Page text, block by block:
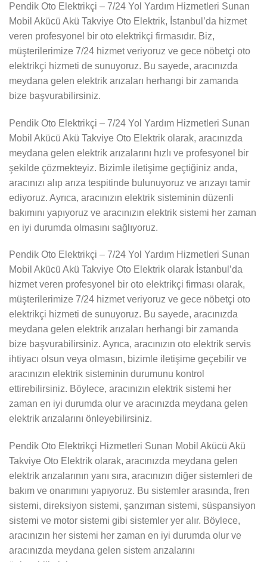
Pendik Oto Elektrikçi – 7/24 Yol Yardım Hizmetleri Sunan
Mobil Akücü Akü Takviye Oto Elektrik, İstanbul’da hizmet
veren profesyonel bir oto elektrikçi firmasıdır. Biz,
müşterilerimize 7/24 hizmet veriyoruz ve gece nöbetçi oto
elektrikçi hizmeti de sunuyoruz. Bu sayede, aracınızda
meydana gelen elektrik arızaları herhangi bir zamanda
bize başvurabilirsiniz.
Pendik Oto Elektrikçi – 7/24 Yol Yardım Hizmetleri Sunan
Mobil Akücü Akü Takviye Oto Elektrik olarak, aracınızda
meydana gelen elektrik arızalarını hızlı ve profesyonel bir
şekilde çözmekteyiz. Bizimle iletişime geçtiğiniz anda,
aracınızı alıp arıza tespitinde bulunuyoruz ve arızayı tamir
ediyoruz. Ayrıca, aracınızın elektrik sisteminin düzenli
bakımını yapıyoruz ve aracınızın elektrik sistemi her zaman
en iyi durumda olmasını sağlıyoruz.
Pendik Oto Elektrikçi – 7/24 Yol Yardım Hizmetleri Sunan
Mobil Akücü Akü Takviye Oto Elektrik olarak İstanbul’da
hizmet veren profesyonel bir oto elektrikçi firması olarak,
müşterilerimize 7/24 hizmet veriyoruz ve gece nöbetçi oto
elektrikçi hizmeti de sunuyoruz. Bu sayede, aracınızda
meydana gelen elektrik arızaları herhangi bir zamanda
bize başvurabilirsiniz. Ayrıca, aracınızın oto elektrik servis
ihtiyacı olsun veya olmasın, bizimle iletişime geçebilir ve
aracınızın elektrik sisteminin durumunu kontrol
ettirebilirsiniz. Böylece, aracınızın elektrik sistemi her
zaman en iyi durumda olur ve aracınızda meydana gelen
elektrik arızalarını önleyebilirsiniz.
Pendik Oto Elektrikçi Hizmetleri Sunan Mobil Akücü Akü
Takviye Oto Elektrik olarak, aracınızda meydana gelen
elektrik arızalarının yanı sıra, aracınızın diğer sistemleri de
bakım ve onarımını yapıyoruz. Bu sistemler arasında, fren
sistemi, direksiyon sistemi, şanzıman sistemi, süspansiyon
sistemi ve motor sistemi gibi sistemler yer alır. Böylece,
aracınızın her sistemi her zaman en iyi durumda olur ve
aracınızda meydana gelen sistem arızalarını